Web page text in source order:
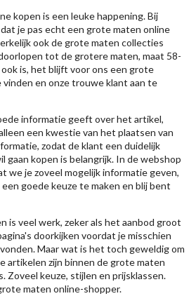
kopen is een leuke happening. Bij
je pas echt een grote maten online
ook de grote maten collecties
tot de grotere maten, maat 58-
is, het blijft voor ons een grote
en onze trouwe klant aan te
informatie geeft over het artikel,
een kwestie van het plaatsen van
zodat de klant een duidelijk
gaan kopen is belangrijk. In de webshop
we je zoveel mogelijk informatie geven,
goede keuze te maken en blij bent
is veel werk, zeker als het aanbod groot
doorkijken voordat je misschien
Maar wat is het toch geweldig om
artikelen zijn binnen de grote maten
Zoveel keuze, stijlen en prijsklassen.
maten online-shopper.